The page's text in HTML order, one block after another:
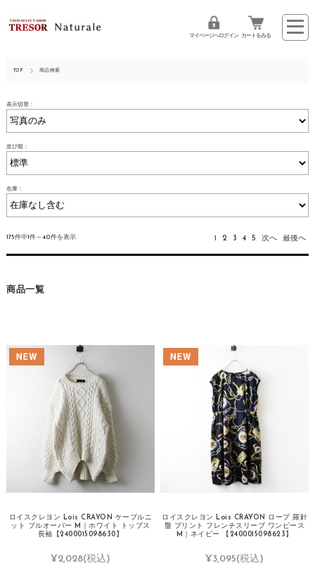
マイページへログイン カートをみる
TOP 商品検索
表示切替：
並び順：
在庫：
175件中1件～40件を表示 1 2 3 4 5 次へ 最後へ
商品一覧
ロイスクレヨン Lois CRAYON ケーブルニ
ット プルオーバー M｜ホワイト トップス
長袖【2400015098630】
¥2,028(税込)
ロイスクレヨン Lois CRAYON ロープ 羅針
盤 プリント フレンチスリーブ ワンピース
M｜ネイビー 【2400015098623】
¥3,095(税込)